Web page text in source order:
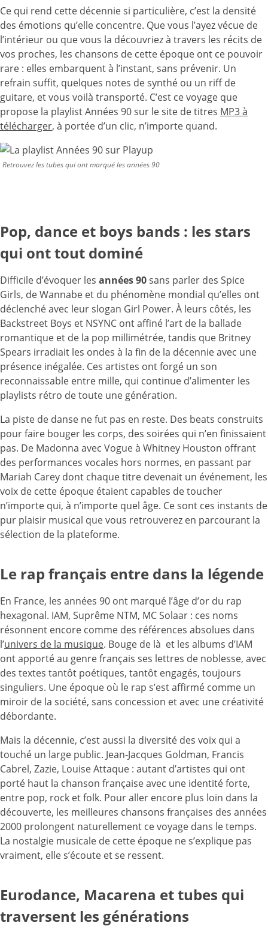
Ce qui rend cette décennie si particulière, c’est la densité
des émotions qu’elle concentre. Que vous l’ayez vécue de
l’intérieur ou que vous la découvriez à travers les récits de
vos proches, les chansons de cette époque ont ce pouvoir
rare : elles embarquent à l’instant, sans prévenir. Un
refrain suffit, quelques notes de synthé ou un riff de
guitare, et vous voilà transporté. C’est ce voyage que
propose la playlist Années 90 sur le site de titres MP3 à
télécharger, à portée d’un clic, n’importe quand.
Retrouvez les tubes qui ont marqué les années 90
Pop, dance et boys bands : les stars
qui ont tout dominé
Difficile d’évoquer les années 90sans parler des Spice
Girls, de Wannabe et du phénomène mondial qu’elles ont
déclenché avec leur slogan Girl Power. À leurs côtés, les
Backstreet Boys et NSYNC ont affiné l’art de la ballade
romantique et de la pop millimétrée, tandis que Britney
Spears irradiait les ondes à la fin de la décennie avec une
présence inégalée. Ces artistes ont forgé un son
reconnaissable entre mille, qui continue d’alimenter les
playlists rétro de toute une génération.
La piste de danse ne fut pas en reste. Des beats construits
pour faire bouger les corps, des soirées qui n’en finissaient
pas. De Madonna avec Vogue à Whitney Houston offrant
des performances vocales hors normes, en passant par
Mariah Carey dont chaque titre devenait un événement, les
voix de cette époque étaient capables de toucher
n’importe qui, à n’importe quel âge. Ce sont ces instants de
pur plaisir musical que vous retrouverez en parcourant la
sélection de la plateforme.
Le rap français entre dans la légende
En France, les années 90 ont marqué l’âge d’or du rap
hexagonal. IAM, Suprême NTM, MC Solaar : ces noms
résonnent encore comme des références absolues dans
l’univers de la musique. Bouge de là et les albums d’IAM
ont apporté au genre français ses lettres de noblesse, avec
des textes tantôt poétiques, tantôt engagés, toujours
singuliers. Une époque où le rap s’est affirmé comme un
miroir de la société, sans concession et avec une créativité
débordante.
Mais la décennie, c’est aussi la diversité des voix qui a
touché un large public. Jean-Jacques Goldman, Francis
Cabrel, Zazie, Louise Attaque : autant d’artistes qui ont
porté haut la chanson française avec une identité forte,
entre pop, rock et folk. Pour aller encore plus loin dans la
découverte, les meilleures chansons françaises des années
2000 prolongent naturellement ce voyage dans le temps.
La nostalgie musicale de cette époque ne s’explique pas
vraiment, elle s’écoute et se ressent.
Eurodance, Macarena et tubes qui
traversent les générations